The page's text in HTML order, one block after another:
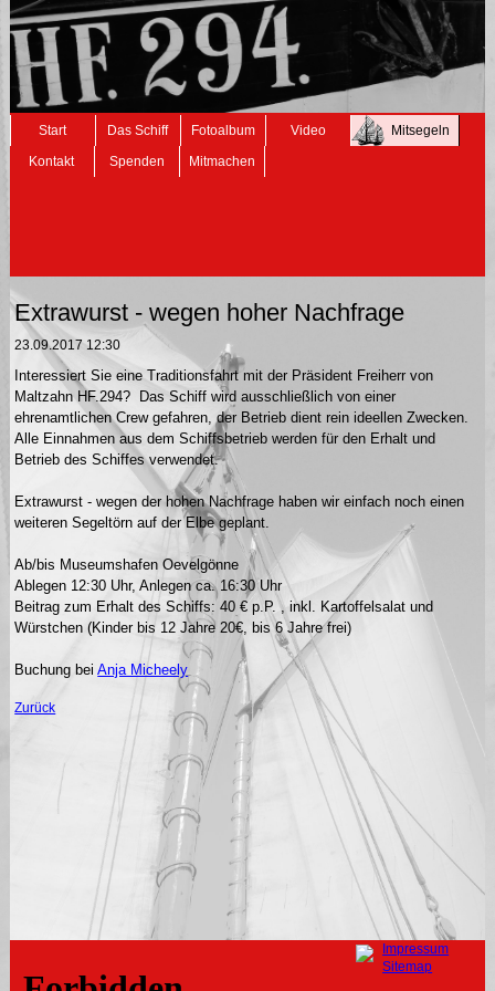
Navigation
überspringen
Start Das Schiff Fotoalbum Video
Mitsegeln
Kontakt
Spenden Mitmachen
Extrawurst - wegen hoher Nachfrage
23.09.2017 12:30
Interessiert Sie eine Traditionsfahrt mit der Präsident Freiherr von
Maltzahn HF.294? Das Schiff wird ausschließlich von einer
ehrenamtlichen Crew gefahren, der Betrieb dient rein ideellen Zwecken.
Alle Einnahmen aus dem Schiffsbetrieb werden für den Erhalt und
Betrieb des Schiffes verwendet.
Extrawurst - wegen der hohen Nachfrage haben wir einfach noch einen
weiteren Segeltörn auf der Elbe geplant.
Ab/bis Museumshafen Oevelgönne
Ablegen 12:30 Uhr, Anlegen ca. 16:30 Uhr
Beitrag zum Erhalt des Schiffs: 40 € p.P. , inkl. Kartoffelsalat und
Würstchen (Kinder bis 12 Jahre 20€, bis 6 Jahre frei)
Buchung beiAnja Micheely
Zurück
Navigation
überspringen
Impressum
Sitemap